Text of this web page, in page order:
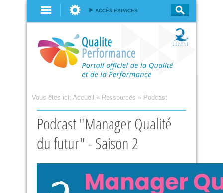
ACCÈS ESPACES
Vous êtes ici: Accueil » Ressources » Podcast
Podcast "Manager Qualité
du futur" - Saison 2